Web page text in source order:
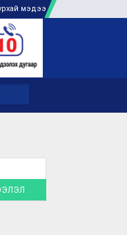
ГАЗАР ДЭЭР НЬ ШУУРХАЙ
мэдээ